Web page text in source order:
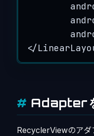
</
Adapter
RecyclerViewのアダ